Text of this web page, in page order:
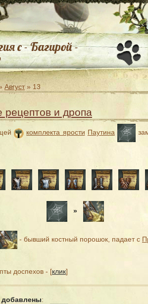
с - Багирой -
Август » 13
рецептов и дропа
комплекта ярости Паутина
»
- бывший костный порошок, падает с
доспехов - [клик]
добавлены: